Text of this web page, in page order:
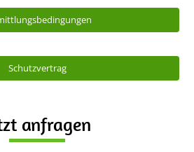
Schutzvertrag
anfragen